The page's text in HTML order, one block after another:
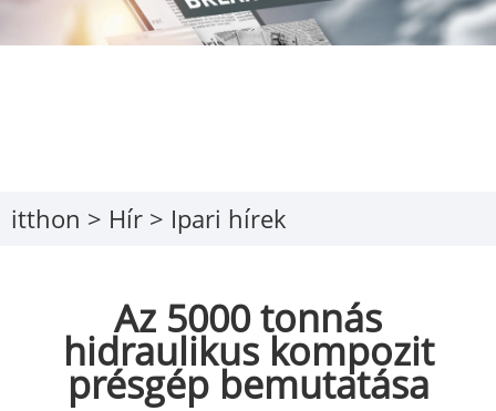
itthon > Hír > Ipari hírek
Az 5000 tonnás
hidraulikus kompozit
présgép bemutatása